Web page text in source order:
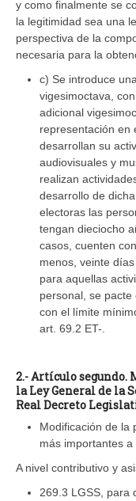
y como finalmente se
la legitimidad sea una
perspectiva de la
necesaria para la
c) Se introduce
vigesimoctava,
adicional
representación en
desarrollan su
audiovisuales y
realizan
desarrollo de
electoras las
tengan dieciocho
casos, cuenten
menos, veinte
para aquellas
personal, se pacte
con el límite
art. 69.2 ET-.
2.- Artículo segundo.
la Ley General de la
Real Decreto
Modificación de la
más importantes
A nivel contributivo y
269.3 LGSS, para